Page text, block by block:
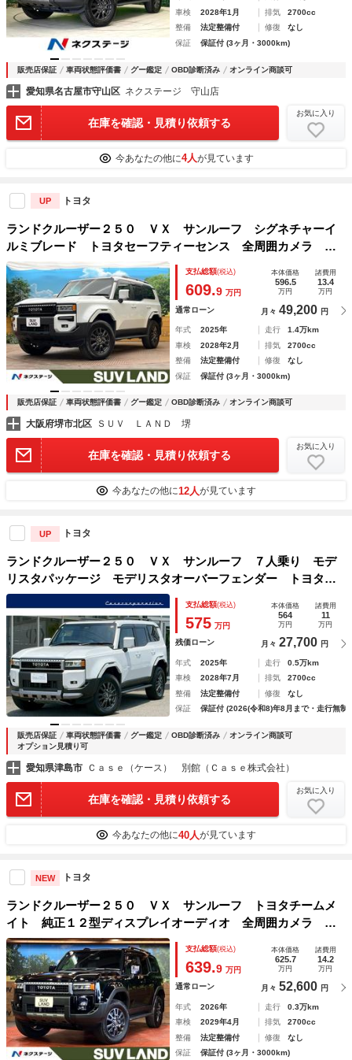
車検
2028年1月 排気
2700cc
整備
法定整備付 修復
なし
保証
保証付 (3ヶ月・3000km)
販売店保証 車両状態評価書 グー鑑定 OBD診断済み オンライン商談可
愛知県名古屋市守山区 ネクステージ 守山店
在庫を確認・見積り依頼する
お気に入り
今あなたの他に4人が見ています
UP トヨタ
ランドクルーザー２５０ ＶＸ サンルーフ シグネチャーイ
ルミブレード トヨタセーフティーセンス 全周囲カメラ レ
ーダークルーズ 禁煙車 電動リアゲート レザーシート 前
席シートエアコン パワーシート ドラレコ コーナーセンサ
ー
支払総額(税込)
609.9 万円
本体価格
596.5
万円
諸費用
13.4
万円
通常ローン 月々 49,200 円
年式 2025年 走行
1.4万km
車検
2028年2月 排気
2700cc
整備
法定整備付 修復
なし
保証
保証付 (3ヶ月・3000km)
販売店保証 車両状態評価書 グー鑑定 OBD診断済み オンライン商談可
大阪府堺市北区 ＳＵＶ ＬＡＮＤ 堺
在庫を確認・見積り依頼する
お気に入り
今あなたの他に12人が見ています
UP トヨタ
ランドクルーザー２５０ ＶＸ サンルーフ ７人乗り モデ
リスタパッケージ モデリスタオーバーフェンダー トヨタチ
ームメイト パノラミックビューモニター ＢＳＭ シートヒ
ーター ベンチレーション ブラックルーフレール ＥＴＣ
２．０
支払総額(税込)
575 万円
本体価格
564
万円
諸費用
11
万円
残価ローン 月々 27,700 円
年式 2025年 走行
0.5万km
車検
2028年7月 排気
2700cc
整備
法定整備付 修復
なし
保証
保証付 (2026(令和8)年8月まで・走行無制
販売店保証 車両状態評価書 グー鑑定 OBD診断済み
オンライン商談可
オプション見積り可
愛知県津島市 Ｃａｓｅ（ケース） 別館（Ｃａｓｅ株式会社）
在庫を確認・見積り依頼する
お気に入り
今あなたの他に40人が見ています
NEW トヨタ
ランドクルーザー２５０ ＶＸ サンルーフ トヨタチームメ
イト 純正１２型ディスプレイオーディオ 全周囲カメラ 衝
突被害軽減システム レーダークルーズ 禁煙車 電動リアゲ
ート 前席シートエアコン パワーシート ドラレコ
支払総額(税込)
639.9 万円
本体価格
625.7
万円
諸費用
14.2
万円
通常ローン 月々 52,600 円
年式 2026年 走行
0.3万km
車検
2029年4月 排気
2700cc
整備
法定整備付 修復
なし
保証
保証付 (3ヶ月・3000km)